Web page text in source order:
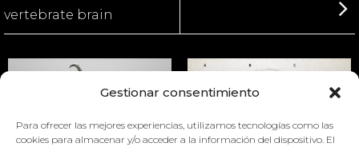
Gestionar consentimiento
Para ofrecer las mejores experiencias, utilizamos tecnologías como las
cookies para almacenar y/o acceder a la información del dispositivo. El
vertebrate brain